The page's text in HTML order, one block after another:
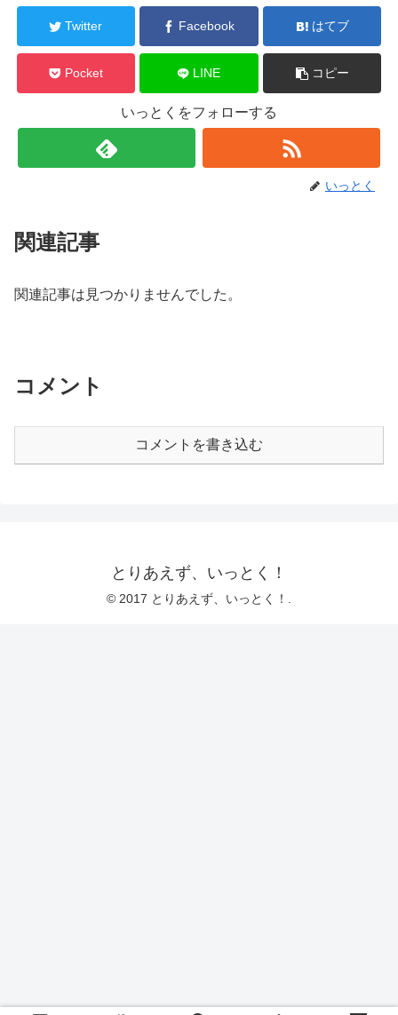
Twitter Facebook はてブ
Pocket LINE コピー
いっとくをフォローする
いっとく
関連記事
関連記事は見つかりませんでした。
コメント
コメントを書き込む
とりあえず、いっとく！
© 2017 とりあえず、いっとく！.